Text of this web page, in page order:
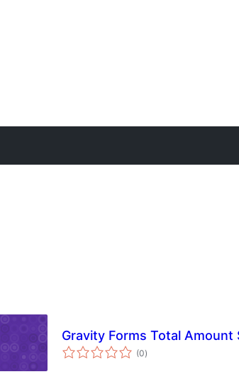
Gravity Forms Total Amount
(0arvosanat
yhteensä
)